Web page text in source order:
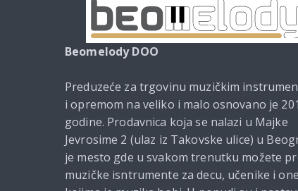
Beomelody DOO
Preduzeće za trgovinu muzičkim
i opremom na veliko i malo osnovano je
godine. Prodavnica koja se nalazi u Majke
Jevrosime 2 (ulaz iz Takovske ulice) u
je mesto gde u svakom trenutku možete
muzičke isntrumente za decu, učenike i one